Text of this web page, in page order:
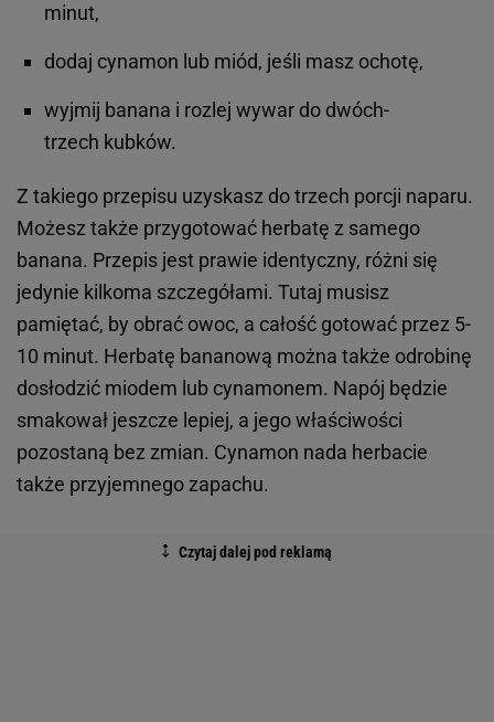
minut,
dodaj cynamon lub miód, jeśli masz ochotę,
wyjmij banana i rozlej wywar do dwóch-
trzech kubków.
Z takiego przepisu uzyskasz do trzech porcji naparu.
Możesz także przygotować herbatę z samego
banana. Przepis jest prawie identyczny, różni się
jedynie kilkoma szczegółami. Tutaj musisz
pamiętać, by obrać owoc, a całość gotować przez 5-
10 minut. Herbatę bananową można także odrobinę
dosłodzić miodem lub cynamonem. Napój będzie
smakował jeszcze lepiej, a jego właściwości
pozostaną bez zmian. Cynamon nada herbacie
także przyjemnego zapachu.